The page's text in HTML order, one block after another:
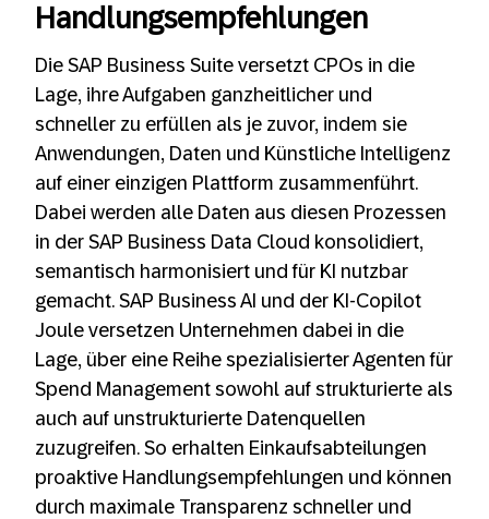
Handlungsempfehlungen
Die SAP Business Suite versetzt CPOs in die
Lage, ihre Aufgaben ganzheitlicher und
schneller zu erfüllen als je zuvor, indem sie
Anwendungen, Daten und Künstliche Intelligenz
auf einer einzigen Plattform zusammenführt.
Dabei werden alle Daten aus diesen Prozessen
in der SAP Business Data Cloud konsolidiert,
semantisch harmonisiert und für KI nutzbar
gemacht. SAP Business AI und der KI-Copilot
Joule versetzen Unternehmen dabei in die
Lage, über eine Reihe spezialisierter Agenten für
Spend Management sowohl auf strukturierte als
auch auf unstrukturierte Datenquellen
zuzugreifen. So erhalten Einkaufsabteilungen
proaktive Handlungsempfehlungen und können
durch maximale Transparenz schneller und